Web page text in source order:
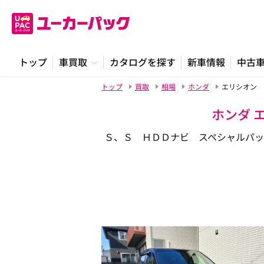
トップ 車買取 カタログを探す 新車情報 中古
トップ 買取 相場 ホンダ エリシオン
ホンダ
Ｓ、Ｓ ＨＤＤナビ スペシャルパ